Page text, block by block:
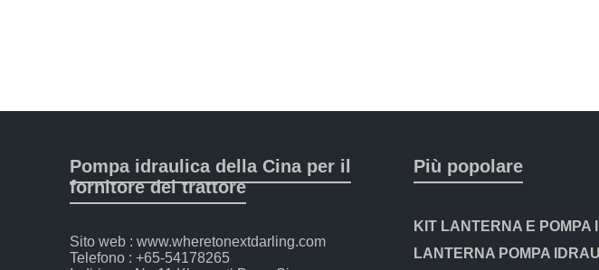
Pompa idraulica della Cina per il
fornitore del trattore
Sito web : www.wheretonextdarling.com
Telefono : +65-54178265
Più popolare